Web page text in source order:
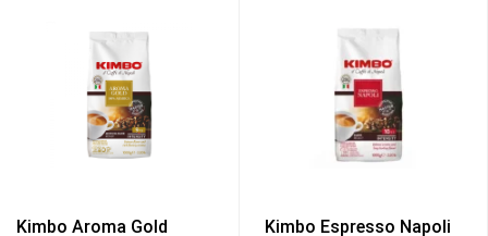
Kimbo Aroma Gold
Kimbo Espresso Napoli